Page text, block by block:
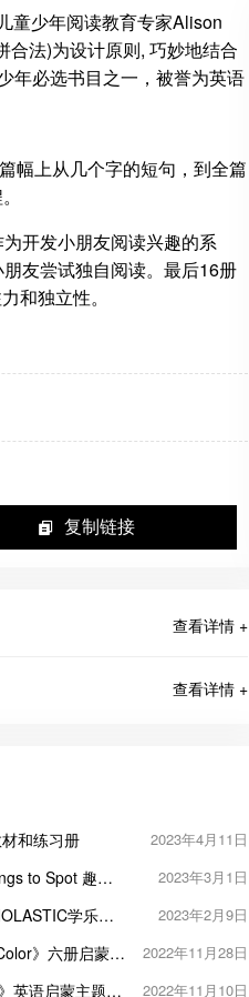
童少年阅读教育专家Alison
法)为设计原则, 巧妙地结合
年必选书目之一，被誉为英语
幅上从几个字的短句，到全篇
开发小朋友阅读兴趣的系
友尝试独自阅读。最后16册
和独立性。
复制链接
查看详情 +
查看详情 +
和练习册 2023年4月11日
to Spot 趣味
2023年3月1日
学乐系
2023年2月9日
》六册启蒙游
2022年11月28日
英语启蒙主题英 2022年11月10日